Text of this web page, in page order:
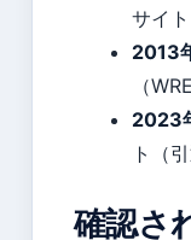
サイト
2013
（
2023
ト（
確認さ